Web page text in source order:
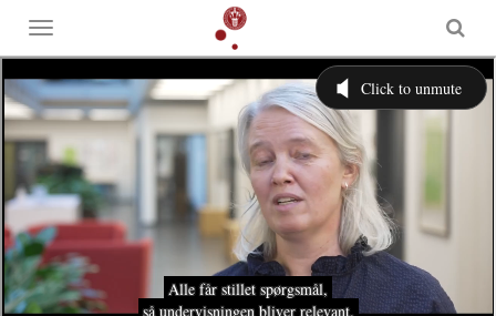
Toggle
menu